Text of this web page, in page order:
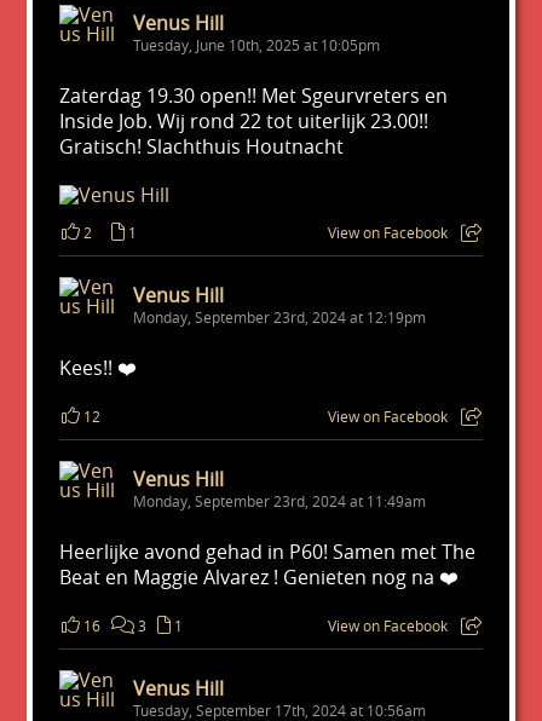
Venus Hill
Tuesday, June 10th, 2025 at 10:05pm
Zaterdag 19.30 open!! Met Sgeurvreters en
Inside Job. Wij rond 22 tot uiterlijk 23.00!!
Gratisch! Slachthuis Houtnacht
2 1 View on Facebook
Venus Hill
Monday, September 23rd, 2024 at 12:19pm
Kees!! ❤️
12 View on Facebook
Venus Hill
Monday, September 23rd, 2024 at 11:49am
Heerlijke avond gehad in P60! Samen met The
Beat en Maggie Alvarez ! Genieten nog na ❤️
16 3 1 View on Facebook
Venus Hill
Tuesday, September 17th, 2024 at 10:56am